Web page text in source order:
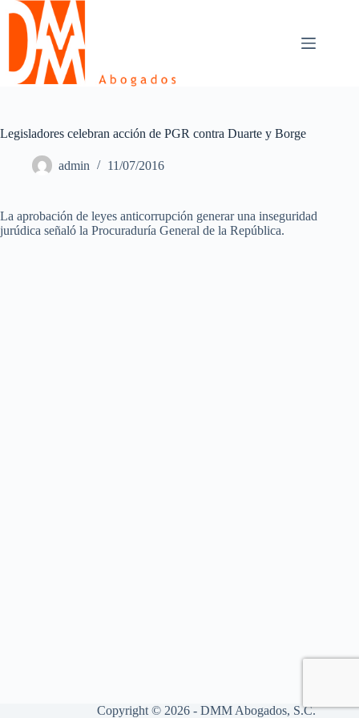
Skip
content
Legisladores celebran acción de PGR contra Duarte y Borge
admin 11/07/2016
La aprobación de leyes anticorrupción generar una inseguridad
jurúdica señaló la Procuraduría General de la República.
Copyright © 2026 - DMM Abogados, S.C.